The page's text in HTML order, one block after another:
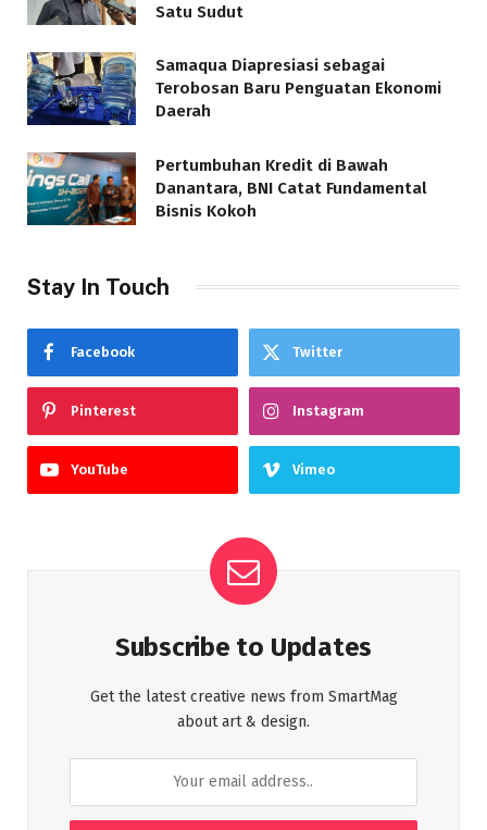
Satu Sudut
Samaqua Diapresiasi sebagai
Terobosan Baru Penguatan Ekonomi
Daerah
Pertumbuhan Kredit di Bawah
Danantara, BNI Catat Fundamental
Bisnis Kokoh
Stay In Touch
Facebook Twitter
Pinterest Instagram
YouTube Vimeo
Subscribe to Updates
Get the latest creative news from SmartMag
about art & design.